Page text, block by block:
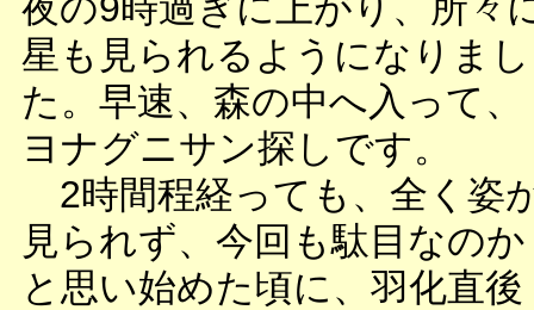
星も見られるようになりまし
た。早速、森の中へ入って、
ヨナグニサン探しです。
2時間程経っても、全く姿
見られず、今回も駄目なのか
と思い始めた頃に、羽化直後